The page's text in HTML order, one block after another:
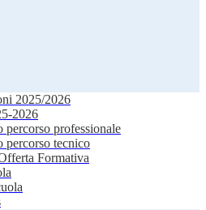
2025/2026
2026
professionale
tecnico
Formativa